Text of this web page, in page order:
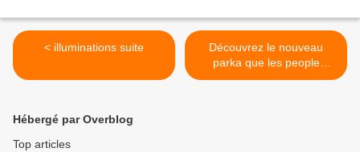
< illuminations suite
Découvrez le nouveau
parka que les people
adorent >
Hébergé par Overblog
Top articles